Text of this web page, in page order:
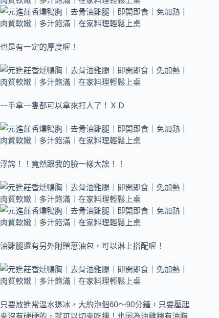
也是有一定的厚度喔！
一手拿一隻都可以拿來打人了！ＸＤ
浮誇！！竟然跟我的臉一樣大誒！！
油雞腿還有另外附贈蔥油包，可以淋上搭配喔！
只要放進常溫水退冰，大約泡個60～90分鐘，只要壓起
來沒有硬硬的，就可以切來吃摟！也因為油雞腿有油脂